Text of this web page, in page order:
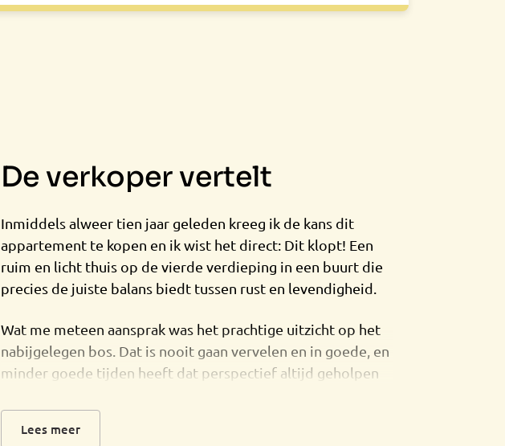
De verkoper vertelt
Inmiddels alweer tien jaar geleden kreeg ik de kans dit
appartement te kopen en ik wist het direct: Dit klopt! Een
ruim en licht thuis op de vierde verdieping in een buurt die
precies de juiste balans biedt tussen rust en levendigheid.
Wat me meteen aansprak was het prachtige uitzicht op het
nabijgelegen bos. Dat is nooit gaan vervelen en in goede, en
minder goede tijden heeft dat perspectief altijd geholpen
aarden. Als bonus verandert het uitzicht ook nog eens ieder
seizoen.
Lees meer